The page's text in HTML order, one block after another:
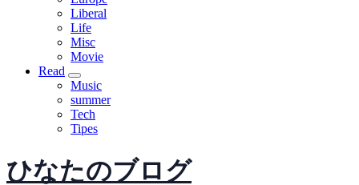
Liberal
Life
Misc
Movie
Read
Music
summer
Tech
Tipes
ひなたのブログ